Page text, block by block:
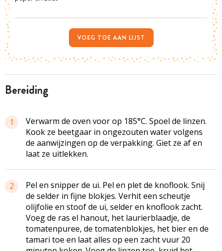
bereiding
1
Verwarm de oven voor op 185°C. Spoel de linzen.
Kook ze beetgaar in ongezouten water volgens
de aanwijzingen op de verpakking. Giet ze af en
laat ze uitlekken.
2
Pel en snipper de ui. Pel en plet de knoflook. Snij
de selder in fijne blokjes. Verhit een scheutje
olijfolie en stoof de ui, selder en knoflook zacht.
Voeg de ras el hanout, het laurierblaadje, de
tomatenpuree, de tomatenblokjes, het bier en de
tamari toe en laat alles op een zacht vuur 20
VOEG TOE AAN LIJST